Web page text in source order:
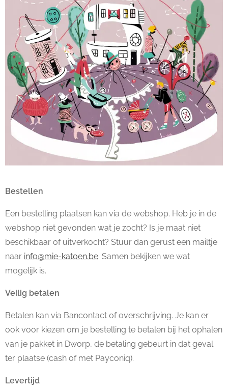
Bestellen
Een bestelling plaatsen kan via de webshop. Heb je in de
webshop niet gevonden wat je zocht? Is je maat niet
beschikbaar of uitverkocht? Stuur dan gerust een mailtje
naar info@mie-katoen.be. Samen bekijken we wat
mogelijk is.
Veilig betalen
Betalen kan via Bancontact of overschrijving. Je kan er
ook voor kiezen om je bestelling te betalen bij het ophalen
van je pakket in Dworp, de betaling gebeurt in dat geval
ter plaatse (cash of met Payconiq).
Levertijd